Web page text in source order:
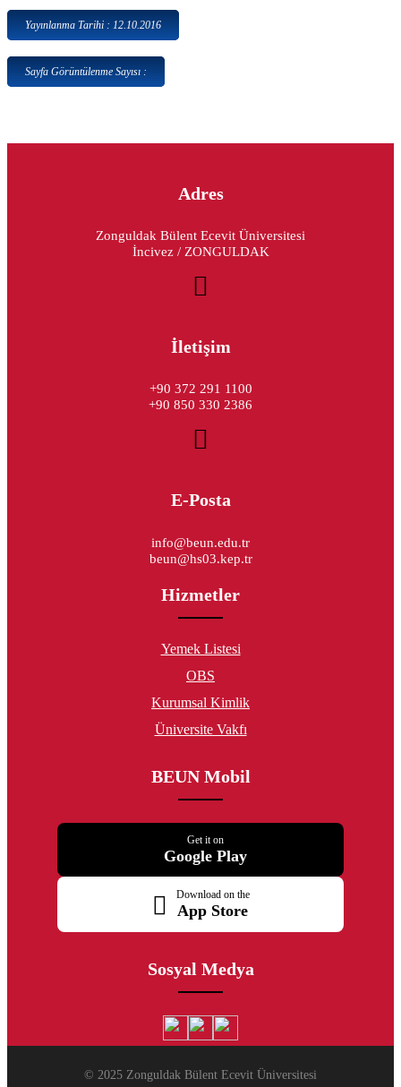
Yayınlanma Tarihi : 12.10.2016
Sayfa Görüntülenme Sayısı :
Adres
Zonguldak Bülent Ecevit Üniversitesi
İncivez / ZONGULDAK
İletişim
+90 372 291 1100
+90 850 330 2386
E-Posta
info@beun.edu.tr
beun@hs03.kep.tr
Hizmetler
Yemek Listesi
OBS
Kurumsal Kimlik
Üniversite Vakfı
BEUN Mobil
Get it on
Google Play
Download on the
App Store
Sosyal Medya
© 2025 Zonguldak Bülent Ecevit Üniversitesi